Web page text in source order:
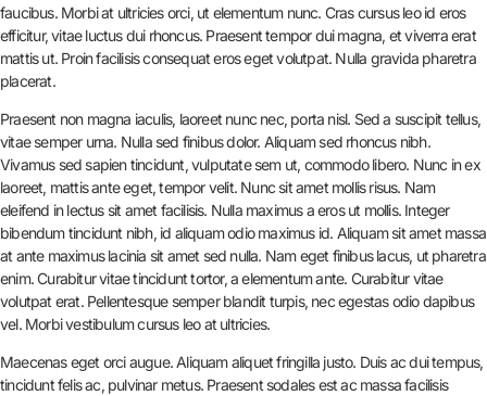
faucibus. Morbi at ultricies orci, ut elementum nunc. Cras cursus leo id eros
efficitur, vitae luctus dui rhoncus. Praesent tempor dui magna, et viverra erat
mattis ut. Proin facilisis consequat eros eget volutpat. Nulla gravida pharetra
placerat.
Praesent non magna iaculis, laoreet nunc nec, porta nisl. Sed a suscipit tellus,
vitae semper urna. Nulla sed finibus dolor. Aliquam sed rhoncus nibh.
Vivamus sed sapien tincidunt, vulputate sem ut, commodo libero. Nunc in ex
laoreet, mattis ante eget, tempor velit. Nunc sit amet mollis risus. Nam
eleifend in lectus sit amet facilisis. Nulla maximus a eros ut mollis. Integer
bibendum tincidunt nibh, id aliquam odio maximus id. Aliquam sit amet massa
at ante maximus lacinia sit amet sed nulla. Nam eget finibus lacus, ut pharetra
enim. Curabitur vitae tincidunt tortor, a elementum ante. Curabitur vitae
volutpat erat. Pellentesque semper blandit turpis, nec egestas odio dapibus
vel. Morbi vestibulum cursus leo at ultricies.
Maecenas eget orci augue. Aliquam aliquet fringilla justo. Duis ac dui tempus,
tincidunt felis ac, pulvinar metus. Praesent sodales est ac massa facilisis